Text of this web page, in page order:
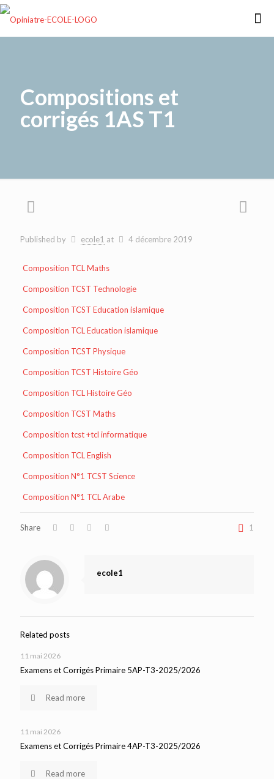
Compositions et
corrigés 1AS T1
Published by ecole1 at 4 décembre 2019
Composition TCL Maths
Composition TCST Technologie
Composition TCST Education islamique
Composition TCL Education islamique
Composition TCST Physique
Composition TCST Histoire Géo
Composition TCL Histoire Géo
Composition TCST Maths
Composition tcst +tcl informatique
Composition TCL English
Composition N°1 TCST Science
Composition N°1 TCL Arabe
Share 1
ecole1
Related posts
11 mai 2026
Examens et Corrigés Primaire 5AP-T3-2025/2026
Read more
11 mai 2026
Examens et Corrigés Primaire 4AP-T3-2025/2026
Read more